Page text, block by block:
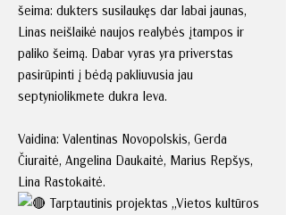
šeima: dukters susilaukęs dar labai jaunas,
Linas neišlaikė naujos realybės įtampos ir
paliko šeimą. Dabar vyras yra priverstas
pasirūpinti į bėdą pakliuvusia jau
septyniolikmete dukra Ieva.
Vaidina: Valentinas Novopolskis, Gerda
Čiuraitė, Angelina Daukaitė, Marius Repšys,
Lina Rastokaitė.
Tarptautinis projektas „Vietos kultūros